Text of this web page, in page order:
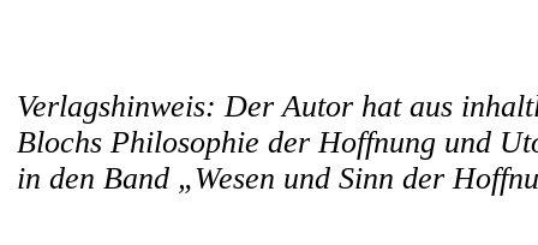
Verlagshinweis: Der Autor hat aus
Blochs Philosophie der Hoffnung und
in den Band „Wesen und Sinn der